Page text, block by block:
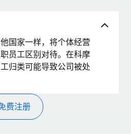
国家一样，将个体经营
员工区别对待。在科摩
归类可能导致公司被处
费注册